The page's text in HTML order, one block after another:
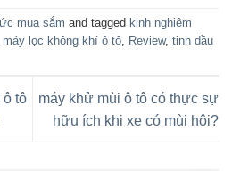
mua sắm and tagged kinh nghiệm
máy lọc không khí ô tô, Review, tinh dầu
ô tô
máy khử mùi ô tô có thực sự
hữu ích khi xe có mùi hôi?